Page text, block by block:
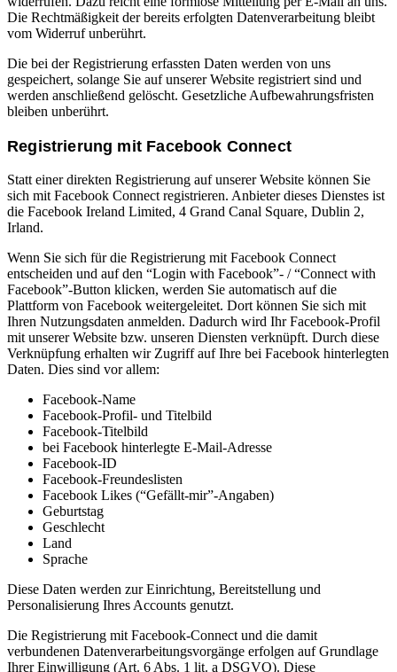
Die Rechtmäßigkeit der bereits erfolgten Datenverarbeitung bleibt
vom Widerruf unberührt.
Die bei der Registrierung erfassten Daten werden von uns
gespeichert, solange Sie auf unserer Website registriert sind und
werden anschließend gelöscht. Gesetzliche Aufbewahrungsfristen
bleiben unberührt.
Registrierung mit Facebook Connect
Statt einer direkten Registrierung auf unserer Website können Sie
sich mit Facebook Connect registrieren. Anbieter dieses Dienstes ist
die Facebook Ireland Limited, 4 Grand Canal Square, Dublin 2,
Irland.
Wenn Sie sich für die Registrierung mit Facebook Connect
entscheiden und auf den “Login with Facebook”- / “Connect with
Facebook”-Button klicken, werden Sie automatisch auf die
Plattform von Facebook weitergeleitet. Dort können Sie sich mit
Ihren Nutzungsdaten anmelden. Dadurch wird Ihr Facebook-Profil
mit unserer Website bzw. unseren Diensten verknüpft. Durch diese
Verknüpfung erhalten wir Zugriff auf Ihre bei Facebook hinterlegten
Daten. Dies sind vor allem:
Facebook-Name
Facebook-Profil- und Titelbild
Facebook-Titelbild
bei Facebook hinterlegte E-Mail-Adresse
Facebook-ID
Facebook-Freundeslisten
Facebook Likes (“Gefällt-mir”-Angaben)
Geburtstag
Geschlecht
Land
Sprache
Diese Daten werden zur Einrichtung, Bereitstellung und
Personalisierung Ihres Accounts genutzt.
Die Registrierung mit Facebook-Connect und die damit
verbundenen Datenverarbeitungsvorgänge erfolgen auf Grundlage
Ihrer Einwilligung (Art. 6 Abs. 1 lit. a DSGVO). Diese